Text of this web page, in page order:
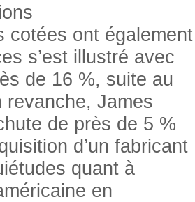
cotées ont également
s’est illustré avec
de 16 %, suite au
revanche, James
de près de 5 %
d’un fabricant
quant à
en